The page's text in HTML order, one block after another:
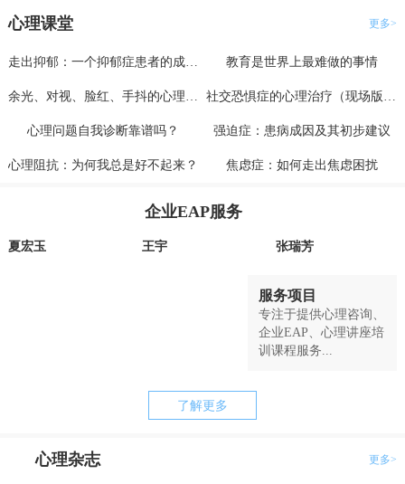
心理课堂 更多>
走出抑郁：一个抑郁症患者的成功自救（上） 教育是世界上最难做的事情
心理问题自我诊断靠谱吗？ 强迫症：患病成因及其初步建议
心理阻抗：为何我总是好不起来？ 焦虑症：如何走出焦虑困扰
企业EAP服务
夏宏玉 王宇 张瑞芳
服务项目
专注于提供心理咨询、
企业EAP、心理讲座培
训课程服务...
了解更多
心理杂志 更多>